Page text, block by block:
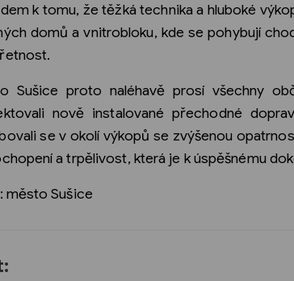
k tomu, že těžká technika a hluboké
domů a vnitrobloku, kde se pohybují
Sušice proto naléhavě prosí všechny
nově instalované přechodné
se v okolí výkopů se zvýšenou
a trpělivost, která je k úspěšnému
město Sušice